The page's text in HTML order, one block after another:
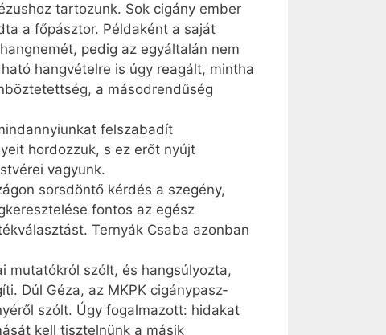
tartozunk. Sok cigány ember
a főpásztor. Példaként a saját
pedig az egyáltalán nem
hangvételre is úgy reagált, mintha
a másodrendűség
felszabadít
hordozzuk, s ez erőt nyújt
vagyunk.
sorsdöntő kérdés a szegény,
fontos az egész
Ternyák Csaba azonban
mutatókról szólt, és hangsúlyozta,
Dúl Géza, az MKPK cigány­pasz­
szólt. Úgy fogalmazott: hidakat
kell tisztelnünk a másik